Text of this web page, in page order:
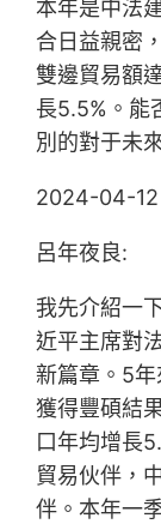
本年是中法
合日益親密
雙邊貿易額
長5.5%。能
別的對于未
2024-04-12
呂年夜良:
我先介紹一
近平主席對
新篇章。5年
獲得豐碩結
口年均增長
貿易伙伴，
伴。本年一